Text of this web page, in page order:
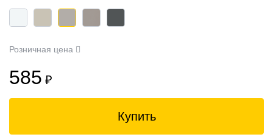
Розничная цена
585 ₽
Купить